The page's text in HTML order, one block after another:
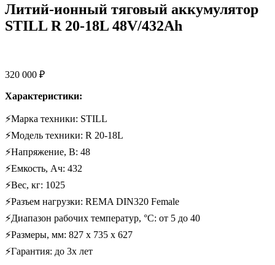
Литий-ионный тяговый аккумулятор
STILL R 20-18L 48V/432Ah
320 000 ₽
Характеристики:
⚡Марка техники: STILL
⚡Модель техники: R 20-18L
⚡Напряжение, В: 48
⚡Емкость, Ач: 432
⚡Вес, кг: 1025
⚡Разъем нагрузки: REMA DIN320 Female
⚡Диапазон рабочих температур, °C: от 5 до 40
⚡Размеры, мм: 827 х 735 х 627
⚡Гарантия: до 3х лет